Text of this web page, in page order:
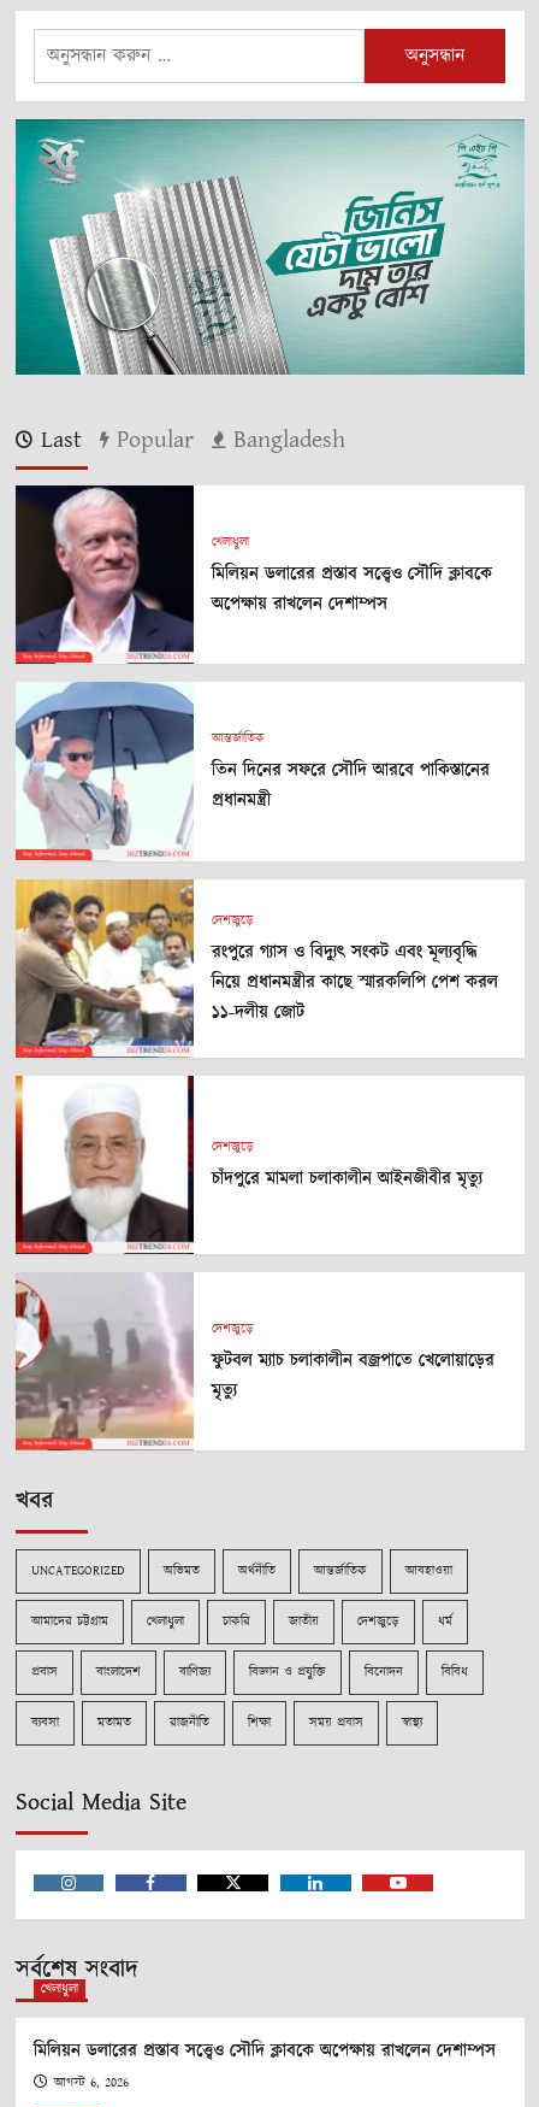
অনুসন্ধানঃ
Last Popular Bangladesh
খেলাধুলা
মিলিয়ন ডলারের প্রস্তাব সত্ত্বেও সৌদি ক্লাবকে
অপেক্ষায় রাখলেন দেশাম্পস
আন্তর্জাতিক
তিন দিনের সফরে সৌদি আরবে পাকিস্তানের
প্রধানমন্ত্রী
দেশজুড়ে
রংপুরে গ্যাস ও বিদ্যুৎ সংকট এবং মূল্যবৃদ্ধি
নিয়ে প্রধানমন্ত্রীর কাছে স্মারকলিপি পেশ করল
১১-দলীয় জোট
দেশজুড়ে
চাঁদপুরে মামলা চলাকালীন আইনজীবীর মৃত্যু
দেশজুড়ে
ফুটবল ম্যাচ চলাকালীন বজ্রপাতে খেলোয়াড়ের
মৃত্যু
খবর
UNCATEGORIZED অভিমত অর্থনীতি আন্তর্জাতিক আবহাওয়া
আমাদের চট্টগ্রাম খেলাধুলা চাকরি জাতীয় দেশজুড়ে ধর্ম
প্রবাস বাংলাদেশ বাণিজ্য বিজ্ঞান ও প্রযুক্তি বিনোদন বিবিধ
ব্যবসা মতামত রাজনীতি শিক্ষা সময় প্রবাস স্বাস্থ্য
Social Media Site
Instagram Facebook Twitter Linkedin Youtube
সর্বশেষ সংবাদ
খেলাধুলা
মিলিয়ন ডলারের প্রস্তাব সত্ত্বেও সৌদি ক্লাবকে অপেক্ষায় রাখলেন দেশাম্পস
আগস্ট 6, 2026